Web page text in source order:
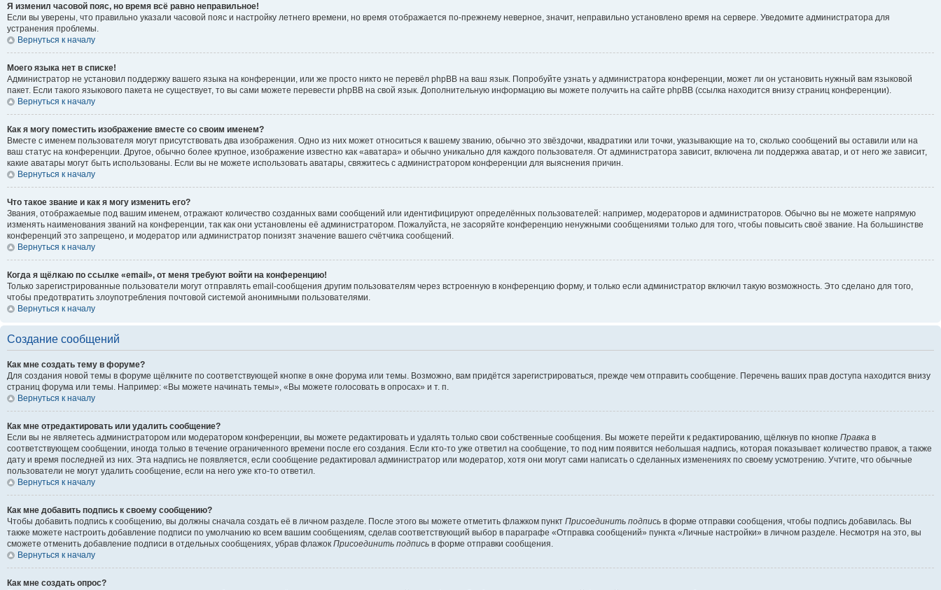
Я изменил часовой пояс, но время всё равно неправильное!
Если вы уверены, что правильно указали часовой пояс и настройку летнего времени, но время отображается по-прежнему неверное, значит, неправильно установлено время на сервере. Уведомите администратора для
устранения проблемы.
Вернуться к началу
Моего языка нет в списке!
Администратор не установил поддержку вашего языка на конференции, или же просто никто не перевёл phpBB на ваш язык. Попробуйте узнать у администратора конференции, может ли он установить нужный вам языковой
пакет. Если такого языкового пакета не существует, то вы сами можете перевести phpBB на свой язык. Дополнительную информацию вы можете получить на сайте phpBB (ссылка находится внизу страниц конференции).
Вернуться к началу
Как я могу поместить изображение вместе со своим именем?
Вместе с именем пользователя могут присутствовать два изображения. Одно из них может относиться к вашему званию, обычно это звёздочки, квадратики или точки, указывающие на то, сколько сообщений вы оставили или на
ваш статус на конференции. Другое, обычно более крупное, изображение известно как «аватара» и обычно уникально для каждого пользователя. От администратора зависит, включена ли поддержка аватар, и от него же зависит,
какие аватары могут быть использованы. Если вы не можете использовать аватары, свяжитесь с администратором конференции для выяснения причин.
Вернуться к началу
Что такое звание и как я могу изменить его?
Звания, отображаемые под вашим именем, отражают количество созданных вами сообщений или идентифицируют определённых пользователей: например, модераторов и администраторов. Обычно вы не можете напрямую
изменять наименования званий на конференции, так как они установлены её администратором. Пожалуйста, не засоряйте конференцию ненужными сообщениями только для того, чтобы повысить своё звание. На большинстве
конференций это запрещено, и модератор или администратор понизят значение вашего счётчика сообщений.
Вернуться к началу
Когда я щёлкаю по ссылке «email», от меня требуют войти на конференцию!
Только зарегистрированные пользователи могут отправлять email-сообщения другим пользователям через встроенную в конференцию форму, и только если администратор включил такую возможность. Это сделано для того,
чтобы предотвратить злоупотребления почтовой системой анонимными пользователями.
Вернуться к началу
Создание сообщений
Как мне создать тему в форуме?
Для создания новой темы в форуме щёлкните по соответствующей кнопке в окне форума или темы. Возможно, вам придётся зарегистрироваться, прежде чем отправить сообщение. Перечень ваших прав доступа находится внизу
страниц форума или темы. Например: «Вы можете начинать темы», «Вы можете голосовать в опросах» и т. п.
Вернуться к началу
Как мне отредактировать или удалить сообщение?
Если вы не являетесь администратором или модератором конференции, вы можете редактировать и удалять только свои собственные сообщения. Вы можете перейти к редактированию, щёлкнув по кнопке Правка в
соответствующем сообщении, иногда только в течение ограниченного времени после его создания. Если кто-то уже ответил на сообщение, то под ним появится небольшая надпись, которая показывает количество правок, а также
дату и время последней из них. Эта надпись не появляется, если сообщение редактировал администратор или модератор, хотя они могут сами написать о сделанных изменениях по своему усмотрению. Учтите, что обычные
пользователи не могут удалить сообщение, если на него уже кто-то ответил.
Вернуться к началу
Как мне добавить подпись к своему сообщению?
Чтобы добавить подпись к сообщению, вы должны сначала создать её в личном разделе. После этого вы можете отметить флажком пункт Присоединить подпись в форме отправки сообщения, чтобы подпись добавилась. Вы
также можете настроить добавление подписи по умолчанию ко всем вашим сообщениям, сделав соответствующий выбор в параграфе «Отправка сообщений» пункта «Личные настройки» в личном разделе. Несмотря на это, вы
сможете отменить добавление подписи в отдельных сообщениях, убрав флажок Присоединить подпись в форме отправки сообщения.
Вернуться к началу
Как мне создать опрос?